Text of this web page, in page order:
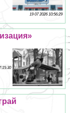
19 07 2026 10:56:29